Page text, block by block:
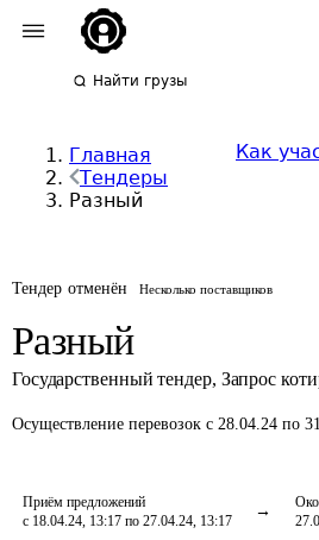
Найти грузы
Главная
Тендеры
Разный
Как
Тендер отменён Несколько поставщиков
Разный
Государственный тендер, Запрос
Осуществление перевозок с 28.04.24 по
Приём предложений
с 18.04.24, 13:17 по 27.04.24, 13:17